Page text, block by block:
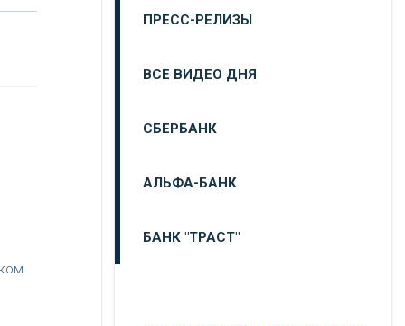
ПРЕСС-РЕЛИЗЫ
ВСЕ ВИДЕО ДНЯ
СБЕРБАНК
АЛЬФА-БАНК
БАНК "ТРАСТ"